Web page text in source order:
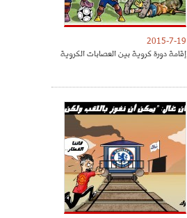
2015-7-19
إقامة دورة كروية بين العصابات الكروية